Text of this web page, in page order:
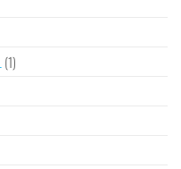
(1)